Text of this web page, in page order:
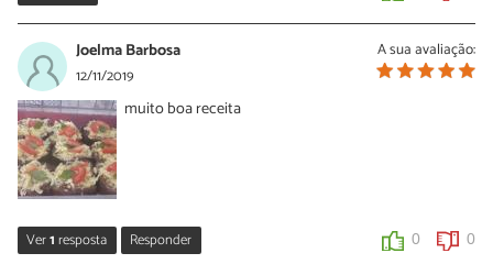
A sua avaliação:
Joelma Barbosa
12/11/2019
muito boa receita
Ver1resposta Responder 0 0